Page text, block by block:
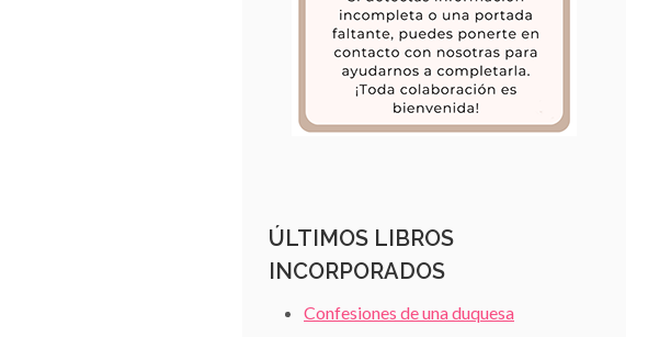
ÚLTIMOS LIBROS
INCORPORADOS
Confesiones de una duquesa